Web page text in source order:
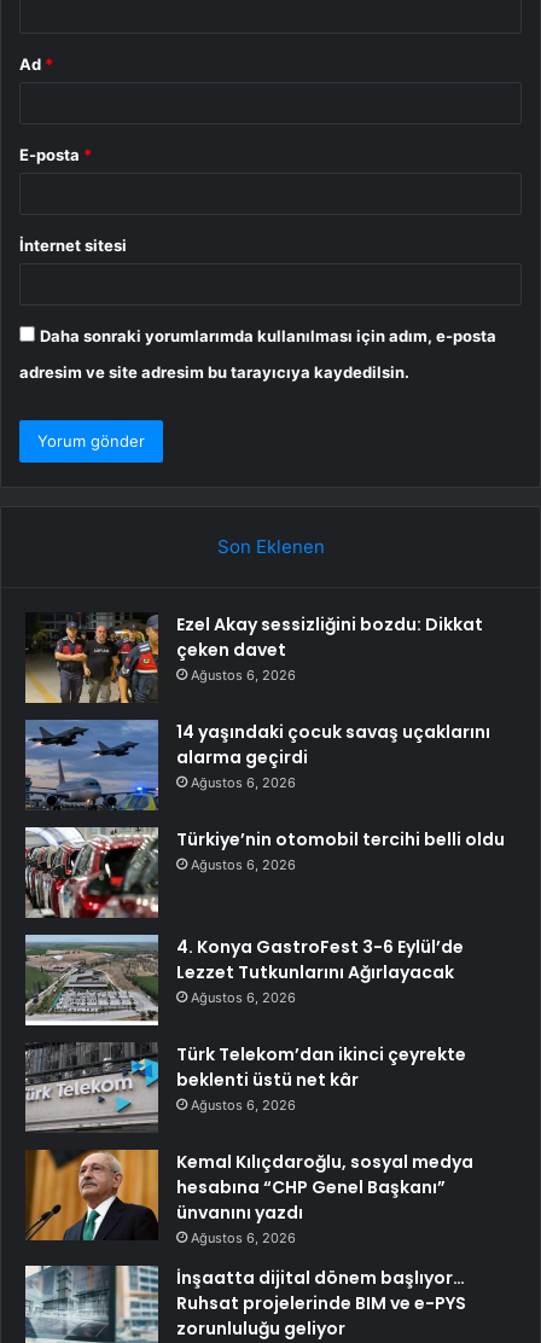
Ad *
E-posta *
İnternet sitesi
Daha sonraki yorumlarımda kullanılması için adım, e-posta
adresim ve site adresim bu tarayıcıya kaydedilsin.
Son Eklenen
Ezel Akay sessizliğini bozdu: Dikkat
çeken davet
Ağustos 6, 2026
14 yaşındaki çocuk savaş uçaklarını
alarma geçirdi
Ağustos 6, 2026
Türkiye’nin otomobil tercihi belli oldu
Ağustos 6, 2026
4. Konya GastroFest 3-6 Eylül’de
Lezzet Tutkunlarını Ağırlayacak
Ağustos 6, 2026
Türk Telekom’dan ikinci çeyrekte
beklenti üstü net kâr
Ağustos 6, 2026
Kemal Kılıçdaroğlu, sosyal medya
hesabına “CHP Genel Başkanı”
ünvanını yazdı
Ağustos 6, 2026
İnşaatta dijital dönem başlıyor…
Ruhsat projelerinde BIM ve e-PYS
zorunluluğu geliyor